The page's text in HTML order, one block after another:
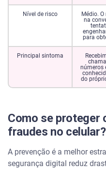
Nível de risco
Médio.
na
para
Principal sintoma
números
do
Como se proteger
fraudes no celular?
A prevenção é a melhor
segurança digital reduz